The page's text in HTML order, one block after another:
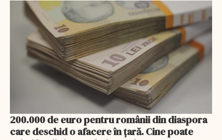
200.000 de euro pentru românii din diaspora
care deschid o afacere în țară. Cine poate